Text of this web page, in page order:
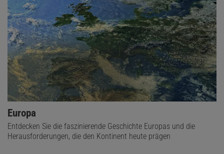
Europa
Entdecken Sie die faszinierende Geschichte Europas und die
Herausforderungen, die den Kontinent heute prägen